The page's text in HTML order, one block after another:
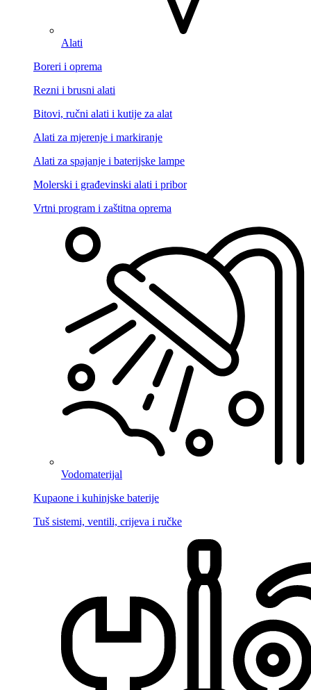
Alati
Boreri i oprema
Rezni i brusni alati
Bitovi, ručni alati i kutije za alat
Alati za mjerenje i markiranje
Alati za spajanje i baterijske lampe
Molerski i građevinski alati i pribor
Vrtni program i zaštitna oprema
Vodomaterijal
Kupaone i kuhinjske baterije
Tuš sistemi, ventili, crijeva i ručke